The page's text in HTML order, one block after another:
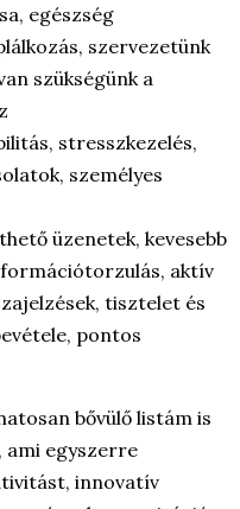
egészség
szervezetünk
szükségünk a
stresszkezelés,
személyes
üzenetek, kevesebb
aktív
tisztelet és
pontos
bővülő listám is
ami egyszerre
innovatív